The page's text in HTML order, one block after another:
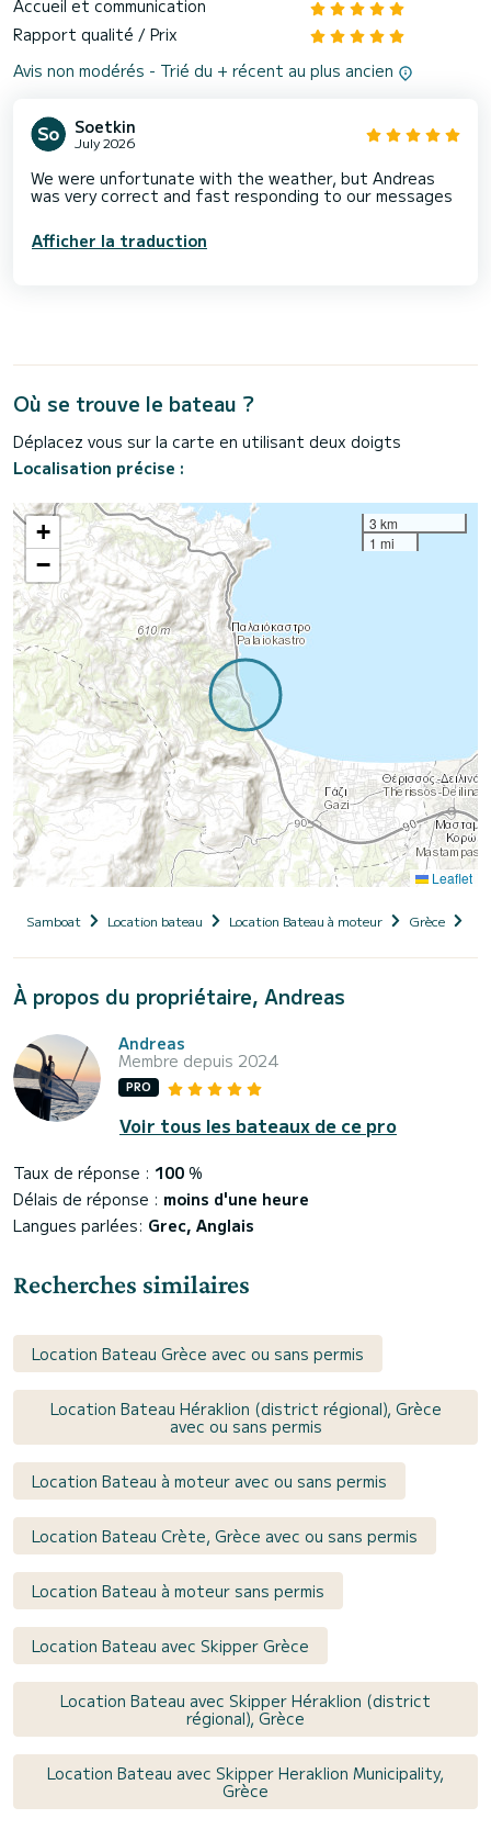
Accueil et communication
Rapport qualité / Prix
Avis non modérés - Trié du + récent au plus ancien
Soetkin
July 2026
We were unfortunate with the weather, but Andreas
was very correct and fast responding to our messages
Afficher la traduction
Où se trouve le bateau ?
Déplacez vous sur la carte en utilisant deux doigts
Localisation précise :
+
−
3 km
1 mi
Leaflet
Samboat Location bateau Location Bateau à moteur Grèce
À propos du propriétaire, Andreas
Andreas
Membre depuis 2024
PRO
Voir tous les bateaux de ce pro
Taux de réponse : 100 %
Délais de réponse : moins d'une heure
Langues parlées: Grec, Anglais
Recherches similaires
Location Bateau Grèce avec ou sans permis
Location Bateau Héraklion (district régional), Grèce
avec ou sans permis
Location Bateau à moteur avec ou sans permis
Location Bateau Crète, Grèce avec ou sans permis
Location Bateau à moteur sans permis
Location Bateau avec Skipper Grèce
Location Bateau avec Skipper Héraklion (district
régional), Grèce
Location Bateau avec Skipper Heraklion Municipality,
Grèce